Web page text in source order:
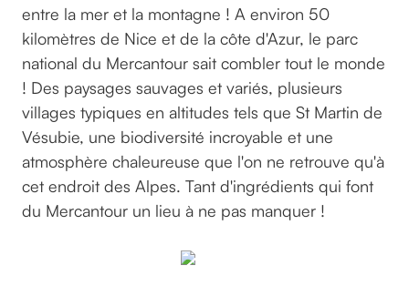
entre la mer et la montagne ! A environ 50
kilomètres de Nice et de la côte d'Azur, le parc
national du Mercantour sait combler tout le monde
! Des paysages sauvages et variés, plusieurs
villages typiques en altitudes tels que St Martin de
Vésubie, une biodiversité incroyable et une
atmosphère chaleureuse que l'on ne retrouve qu'à
cet endroit des Alpes. Tant d'ingrédients qui font
du Mercantour un lieu à ne pas manquer !